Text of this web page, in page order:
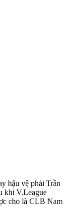
hậu vệ phải Trần
khi V.League
cho là CLB Nam